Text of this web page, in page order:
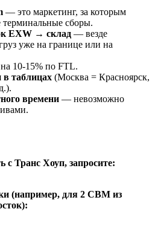
— это маркетинг, за которым
сборы.
EXW → склад — везде
уже на границе или на
на 10-15% по FTL.
таблицах (Москва = Красноярск,
времени — невозможно
с Транс Хоуп, запросите:
(например, для 2 CBM из